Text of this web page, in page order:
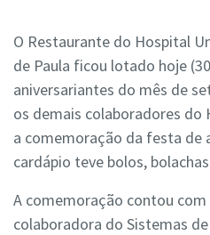
O Restaurante do Hospital
de Paula ficou lotado hoje
aniversariantes do mês de
os demais colaboradores do
a comemoração da festa de
cardápio teve bolos,
A comemoração contou
colaboradora do Sistemas